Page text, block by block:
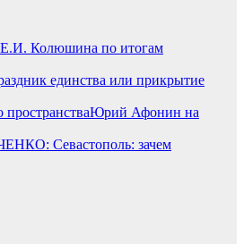
Колюшина по итогам
единства или прикрытие
Юрий Афонин на
Севастополь: зачем